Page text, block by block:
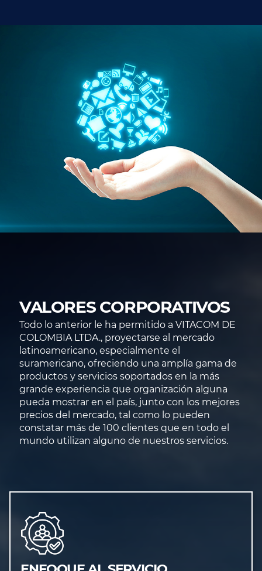
VALORES CORPORATIVOS
Todo lo anterior le ha permitido a VITACOM DE
COLOMBIA LTDA., proyectarse al mercado
latinoamericano, especialmente el
suramericano, ofreciendo una amplía gama de
productos y servicios soportados en la más
grande experiencia que organización alguna
pueda mostrar en el país, junto con los mejores
precios del mercado, tal como lo pueden
constatar más de 100 clientes que en todo el
mundo utilizan alguno de nuestros servicios.